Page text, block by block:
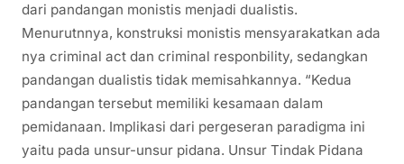
dari pandangan monistis menjadi dualistis.
Menurutnnya, konstruksi monistis mensyarakatkan ada
nya criminal act dan criminal responbility, sedangkan
pandangan dualistis tidak memisahkannya. “Kedua
pandangan tersebut memiliki kesamaan dalam
pemidanaan. Implikasi dari pergeseran paradigma ini
yaitu pada unsur-unsur pidana. Unsur Tindak Pidana